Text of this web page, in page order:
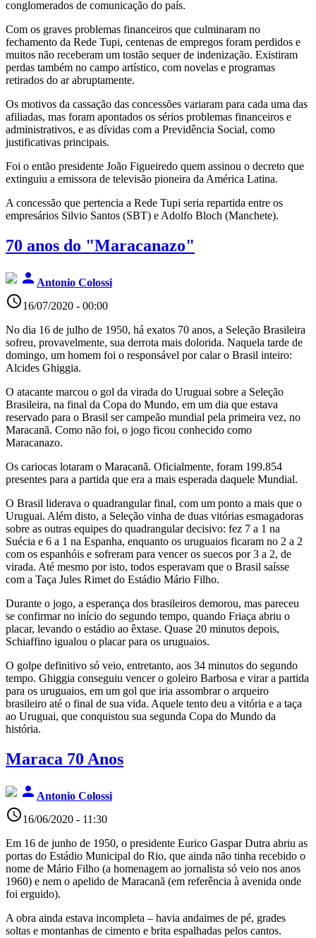
conglomerados de comunicação do país.
Com os graves problemas financeiros que culminaram no
fechamento da Rede Tupi, centenas de empregos foram perdidos e
muitos não receberam um tostão sequer de indenização. Existiram
perdas também no campo artístico, com novelas e programas
retirados do ar abruptamente.
Os motivos da cassação das concessões variaram para cada uma das
afiliadas, mas foram apontados os sérios problemas financeiros e
administrativos, e as dívidas com a Previdência Social, como
justificativas principais.
Foi o então presidente João Figueiredo quem assinou o decreto que
extinguiu a emissora de televisão pioneira da América Latina.
A concessão que pertencia a Rede Tupi seria repartida entre os
empresários Silvio Santos (SBT) e Adolfo Bloch (Manchete).
70 anos do "Maracanazo"
person Antonio Colossi
access_time16/07/2020 - 00:00
No dia 16 de julho de 1950, há exatos 70 anos, a Seleção Brasileira
sofreu, provavelmente, sua derrota mais dolorida. Naquela tarde de
domingo, um homem foi o responsável por calar o Brasil inteiro:
Alcides Ghiggia.
O atacante marcou o gol da virada do Uruguai sobre a Seleção
Brasileira, na final da Copa do Mundo, em um dia que estava
reservado para o Brasil ser campeão mundial pela primeira vez, no
Maracanã. Como não foi, o jogo ficou conhecido como
Maracanazo.
Os cariocas lotaram o Maracanã. Oficialmente, foram 199.854
presentes para a partida que era a mais esperada daquele Mundial.
O Brasil liderava o quadrangular final, com um ponto a mais que o
Uruguai. Além disto, a Seleção vinha de duas vitórias esmagadoras
sobre as outras equipes do quadrangular decisivo: fez 7 a 1 na
Suécia e 6 a 1 na Espanha, enquanto os uruguaios ficaram no 2 a 2
com os espanhóis e sofreram para vencer os suecos por 3 a 2, de
virada. Até mesmo por isto, todos esperavam que o Brasil saísse
com a Taça Jules Rimet do Estádio Mário Filho.
Durante o jogo, a esperança dos brasileiros demorou, mas pareceu
se confirmar no início do segundo tempo, quando Friaça abriu o
placar, levando o estádio ao êxtase. Quase 20 minutos depois,
Schiaffino igualou o placar para os uruguaios.
O golpe definitivo só veio, entretanto, aos 34 minutos do segundo
tempo. Ghiggia conseguiu vencer o goleiro Barbosa e virar a partida
para os uruguaios, em um gol que iria assombrar o arqueiro
brasileiro até o final de sua vida. Aquele tento deu a vitória e a taça
ao Uruguai, que conquistou sua segunda Copa do Mundo da
história.
Maraca 70 Anos
person Antonio Colossi
access_time16/06/2020 - 11:30
Em 16 de junho de 1950, o presidente Eurico Gaspar Dutra abriu as
portas do Estádio Municipal do Rio, que ainda não tinha recebido o
nome de Mário Filho (a homenagem ao jornalista só veio nos anos
1960) e nem o apelido de Maracanã (em referência à avenida onde
foi erguido).
A obra ainda estava incompleta – havia andaimes de pé, grades
soltas e montanhas de cimento e brita espalhadas pelos cantos.